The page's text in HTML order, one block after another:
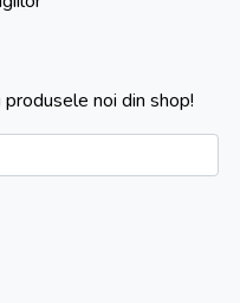
noi din shop!